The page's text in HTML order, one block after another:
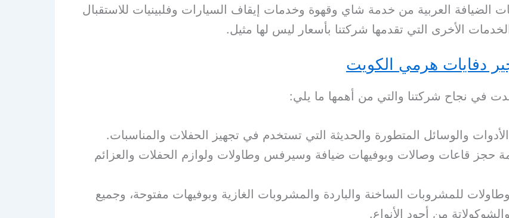
الضيافة العربية من خدمة شاي وقهوة وخدمات إيقاف السيارات وفلبينيات للاستقبال
الأخرى التي تقدمها شركتنا بأسعار ليس لها مثيل.
دفايات هرمي الكويت
في نجاح شركتنا والتي من أهمها ما يلي:
والوسائل المتطورة والحديثة التي تستخدم في تجهيز الحفلات والمناسبات.
حجز قاعات وصالات وبوفيهات ضيافة وسيرفس وطاولات ولوازم الحفلات والعزائم
للمشروبات الساخنة والباردة والمشروبات الغازية وبوفيهات مفتوحة، وجميع
من أجود الأنواع.